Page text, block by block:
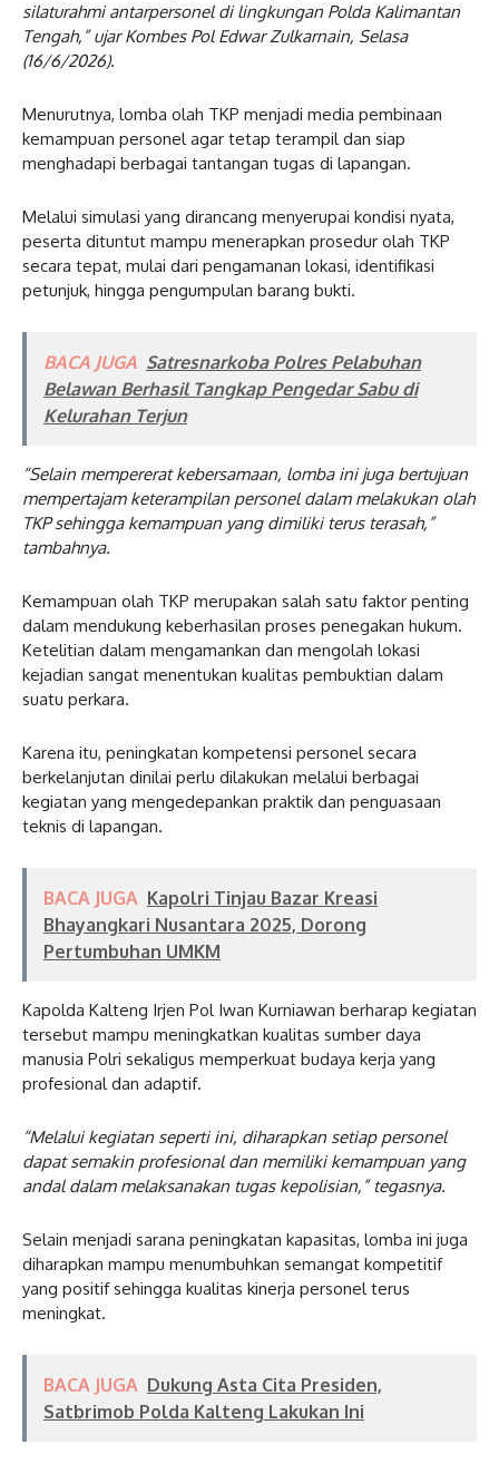
silaturahmi antarpersonel di lingkungan Polda Kalimantan
Tengah,” ujar Kombes Pol Edwar Zulkarnain, Selasa
(16/6/2026).
Menurutnya, lomba olah TKP menjadi media pembinaan
kemampuan personel agar tetap terampil dan siap
menghadapi berbagai tantangan tugas di lapangan.
Melalui simulasi yang dirancang menyerupai kondisi nyata,
peserta dituntut mampu menerapkan prosedur olah TKP
secara tepat, mulai dari pengamanan lokasi, identifikasi
petunjuk, hingga pengumpulan barang bukti.
BACA JUGA Satresnarkoba Polres Pelabuhan
Belawan Berhasil Tangkap Pengedar Sabu di
Kelurahan Terjun
“Selain mempererat kebersamaan, lomba ini juga bertujuan
mempertajam keterampilan personel dalam melakukan olah
TKP sehingga kemampuan yang dimiliki terus terasah,”
tambahnya.
Kemampuan olah TKP merupakan salah satu faktor penting
dalam mendukung keberhasilan proses penegakan hukum.
Ketelitian dalam mengamankan dan mengolah lokasi
kejadian sangat menentukan kualitas pembuktian dalam
suatu perkara.
Karena itu, peningkatan kompetensi personel secara
berkelanjutan dinilai perlu dilakukan melalui berbagai
kegiatan yang mengedepankan praktik dan penguasaan
teknis di lapangan.
BACA JUGA Kapolri Tinjau Bazar Kreasi
Bhayangkari Nusantara 2025, Dorong
Pertumbuhan UMKM
Kapolda Kalteng Irjen Pol Iwan Kurniawan berharap kegiatan
tersebut mampu meningkatkan kualitas sumber daya
manusia Polri sekaligus memperkuat budaya kerja yang
profesional dan adaptif.
“Melalui kegiatan seperti ini, diharapkan setiap personel
dapat semakin profesional dan memiliki kemampuan yang
andal dalam melaksanakan tugas kepolisian,” tegasnya.
Selain menjadi sarana peningkatan kapasitas, lomba ini juga
diharapkan mampu menumbuhkan semangat kompetitif
yang positif sehingga kualitas kinerja personel terus
meningkat.
BACA JUGA Dukung Asta Cita Presiden,
Satbrimob Polda Kalteng Lakukan Ini